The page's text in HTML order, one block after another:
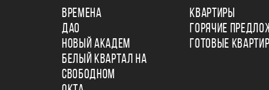
ВРЕМЕНА
ДАО
НОВЫЙ АКАДЕМ
БЕЛЫЙ КВАРТАЛ НА
СВОБОДНОМ
КВАРТИРЫ
ГОРЯЧИЕ
ГОТОВЫЕ